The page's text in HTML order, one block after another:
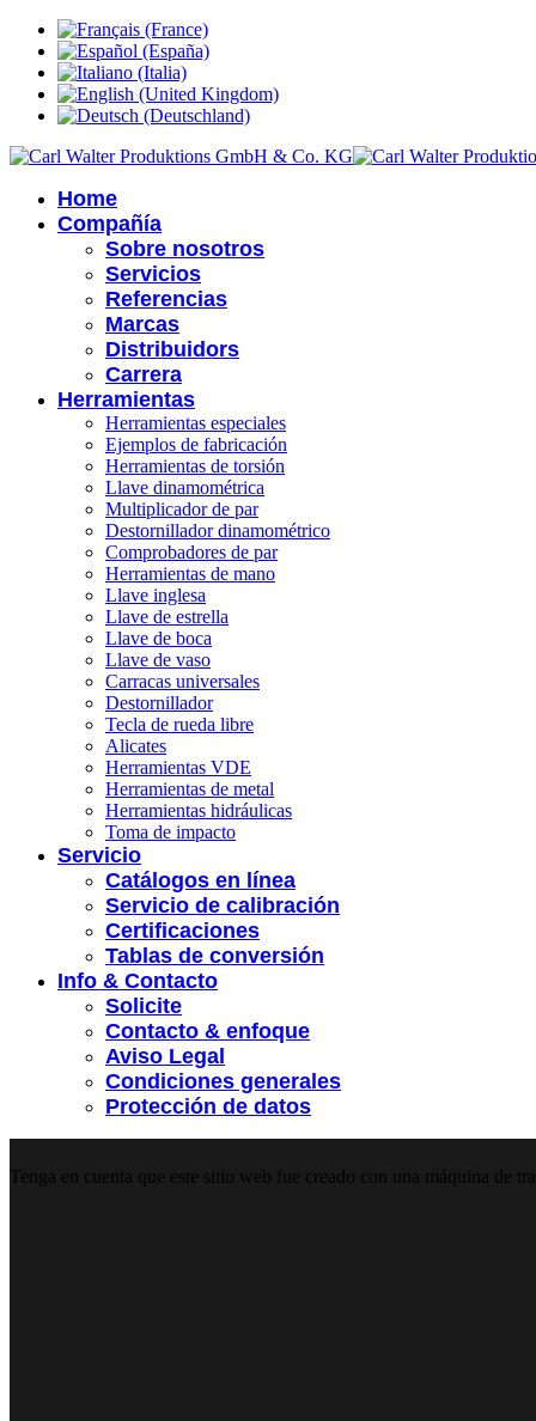
Home
Compañía
Sobre nosotros
Servicios
Referencias
Marcas
Distribuidors
Carrera
Herramientas
Herramientas especiales
Ejemplos de fabricación
Herramientas de torsión
Llave dinamométrica
Multiplicador de par
Destornillador dinamométrico
Comprobadores de par
Herramientas de mano
Llave inglesa
Llave de estrella
Llave de boca
Llave de vaso
Carracas universales
Destornillador
Tecla de rueda libre
Alicates
Herramientas VDE
Herramientas de metal
Herramientas hidráulicas
Toma de impacto
Servicio
Catálogos en línea
Servicio de calibración
Certificaciones
Tablas de conversión
Info & Contacto
Solicite
Contacto & enfoque
Aviso Legal
Condiciones generales
Protección de datos
Tenga en cuenta que este sitio web fue creado con una máquina de